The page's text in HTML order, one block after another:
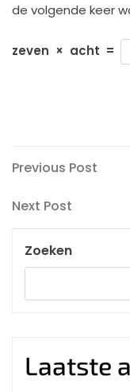
de volgende keer
zeven × acht =
Bericht
navigatie
Previous
Previous Post
Next
Next Post
Zoeken
Laatste